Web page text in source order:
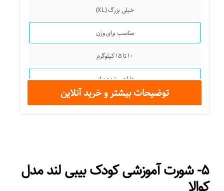
خیلی بزرگ (XL)
مناسب برای وزن
۱۰ تا ۱۵ کیلوگرم
طراحی شده برای
توضیحات بیشتر و خرید آنلاین
۵- شورت آموزشی کودک بیبی لند مدل